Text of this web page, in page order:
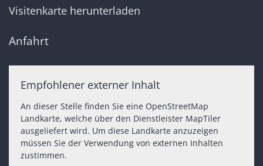
Visitenkarte herunterladen
Anfahrt
Empfohlener externer Inhalt
An dieser Stelle finden Sie eine OpenStreetMap
Landkarte, welche über den Dienstleister MapTiler
ausgeliefert wird. Um diese Landkarte anzuzeigen
müssen Sie der Verwendung von externen Inhalten
zustimmen.